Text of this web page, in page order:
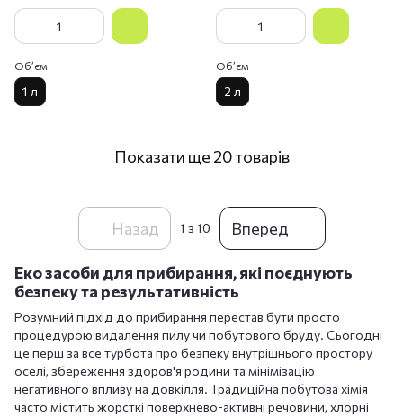
Обʼєм
1 л
Обʼєм
2 л
Показати ще 20 товарів
Назад 1 з 10 Вперед
Еко засоби для прибирання, які поєднують
безпеку та результативність
Розумний підхід до прибирання перестав бути просто
процедурою видалення пилу чи побутового бруду. Сьогодні
це перш за все турбота про безпеку внутрішнього простору
оселі, збереження здоров'я родини та мінімізацію
негативного впливу на довкілля. Традиційна побутова хімія
часто містить жорсткі поверхнево-активні речовини, хлорні